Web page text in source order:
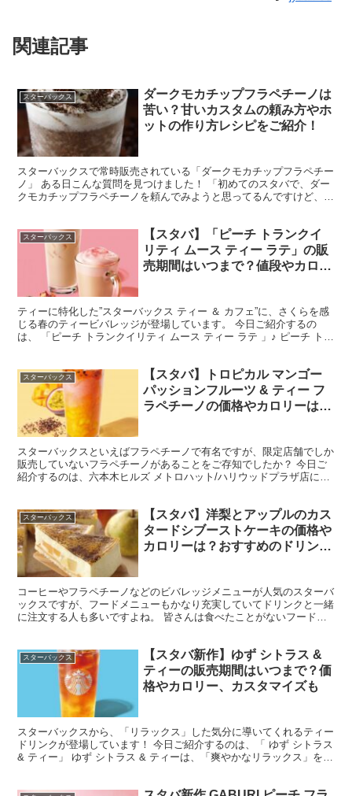
関連記事
スターバックス
ダークモカチップフラペチーノは
苦い？甘いカスタムの頼み方やホ
ットの作り方レシピをご紹介！
スターバックスで常時販売されている「ダークモカチップフラペチー
ノ」 ある日こんな質問を見つけました！ 「初めてのスタバで、ダー
クモカチップフラペチーノを頼んでみようと思ってるんですけど、こ
スターバックス
【スタバ】「ピーチ トランクイ
リティ ムース ティー ラテ」の販
売期間はいつまで？値段やカロリ
ティーに特化した”スターバックス ティー ＆ カフェ”に、さくらを感
じる春のティービバレッジが登場しています。 今日ご紹介するの
は、 「ピーチ トランクイリティ ムース ティー ラテ 」♪ ピーチ トラ
スターバックス
【スタバ】トロピカル マンゴー
パッションフルーツ & ティー フ
ラペチーノの価格やカロリーは？
スターバックスといえばフラペチーノで有名ですが、限定店舗でしか
販売していないフラペチーノがあることをご存知でしたか？ 今日ご
紹介するのは、六本木ヒルズ メトロハット/ハリウッドプラザ店にあ
スターバックス
【スタバ】洋梨とアップルのカス
タードシブーストケーキの価格や
カロリーは？おすすめのドリンク
コーヒーやフラペチーノなどのビバレッジメニューが人気のスターバ
ックスですが、フードメニューもかなり充実していてドリンクと一緒
に注文する人も多いですよね。 皆さんは食べたことがないフードメ
スターバックス
【スタバ新作】ゆず シトラス &
ティーの販売期間はいつまで？価
格やカロリー、カスタマイズも
スターバックスから、「リラックス」した気分に導いてくれるティー
ドリンクが登場しています！ 今日ご紹介するのは、「 ゆず シトラス
& ティー」 ゆず シトラス & ティーは、「爽やかなリラックス」をコ